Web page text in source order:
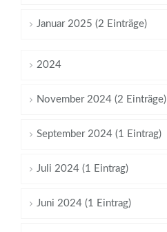
Januar 2025 (2 Einträge)
2024
November 2024 (2 Einträge)
September 2024 (1 Eintrag)
Juli 2024 (1 Eintrag)
Juni 2024 (1 Eintrag)